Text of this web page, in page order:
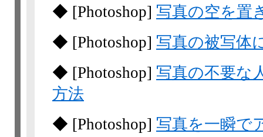
◆ [Photoshop] 写真の空を置
◆ [Photoshop] 写真の被写体
◆ [Photoshop] 写真の不要な
方法
◆ [Photoshop] 写真を一瞬で